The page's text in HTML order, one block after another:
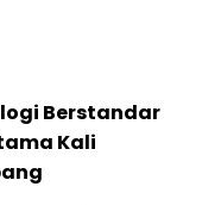
Berstandar
Kali